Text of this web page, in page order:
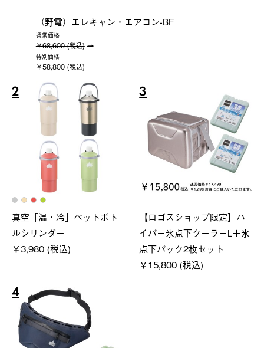
（野電）エレキャン・エアコン-BF
通常価格
￥68,600 (税込)
特別価格
￥58,800 (税込)
2
真空「温・冷」ペットボト
ルシリンダー
￥3,980 (税込)
3
【ロゴスショップ限定】ハ
イパー氷点下クーラーL＋氷
点下パック2枚セット
￥15,800 (税込)
4